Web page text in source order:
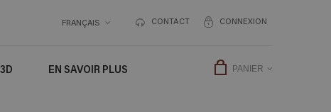
CONNEXION
CONTACT
FRANÇAIS
PANIER
EN SAVOIR PLUS